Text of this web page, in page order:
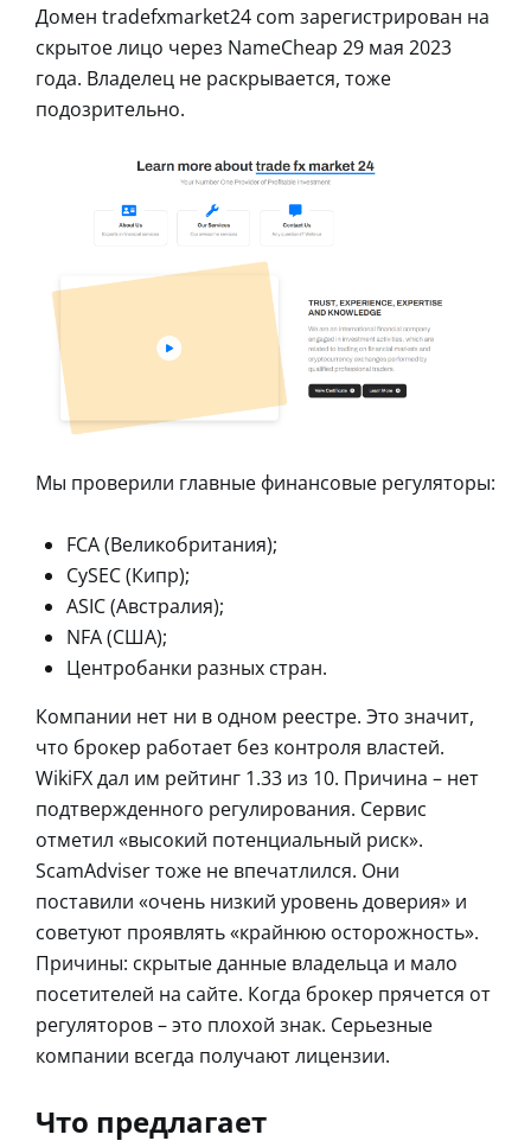
Домен tradefxmarket24 com зарегистрирован на
скрытое лицо через NameCheap 29 мая 2023
года. Владелец не раскрывается, тоже
подозрительно.
Мы проверили главные финансовые регуляторы:
FCA (Великобритания);
CySEC (Кипр);
ASIC (Австралия);
NFA (США);
Центробанки разных стран.
Компании нет ни в одном реестре. Это значит,
что брокер работает без контроля властей.
WikiFX дал им рейтинг 1.33 из 10. Причина – нет
подтвержденного регулирования. Сервис
отметил «высокий потенциальный риск».
ScamAdviser тоже не впечатлился. Они
поставили «очень низкий уровень доверия» и
советуют проявлять «крайнюю осторожность».
Причины: скрытые данные владельца и мало
посетителей на сайте. Когда брокер прячется от
регуляторов – это плохой знак. Серьезные
компании всегда получают лицензии.
Что предлагает